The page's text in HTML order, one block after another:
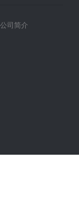
公司简介